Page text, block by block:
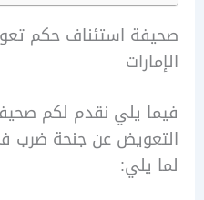
استئناف حكم تعويض
يلي نقدم لكم صحيفة
عن جنحة ضرب في